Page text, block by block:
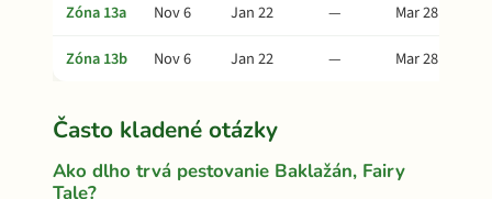
Zóna 13a
Nov 6 Jan 22 —
Mar 28
Zóna 13b
Nov 6 Jan 22 — Mar 28
Často kladené otázky
Ako dlho trvá pestovanie Baklažán, Fairy
Tale?